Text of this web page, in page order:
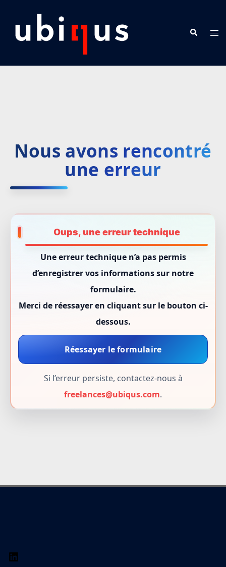
Nous avons rencontré
une erreur
Oups, une erreur technique
Une erreur technique n’a pas permis
d’enregistrer vos informations sur notre
formulaire.
Merci de réessayer en cliquant sur le bouton ci-
dessous.
Réessayer le formulaire
Si l’erreur persiste, contactez-nous à
freelances@ubiqus.com.